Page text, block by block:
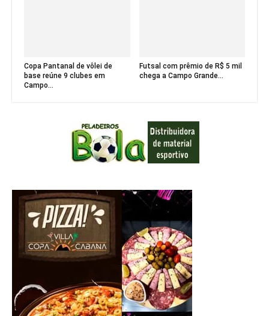
Copa Pantanal de vôlei de
base reúne 9 clubes em
Campo...
Futsal com prêmio de R$ 5 mil
chega a Campo Grande...